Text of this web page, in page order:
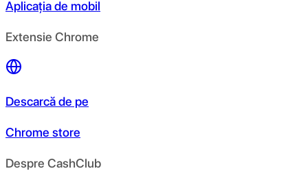
Aplicația de mobil
Extensie Chrome
Descarcă de pe
Chrome store
Despre CashClub